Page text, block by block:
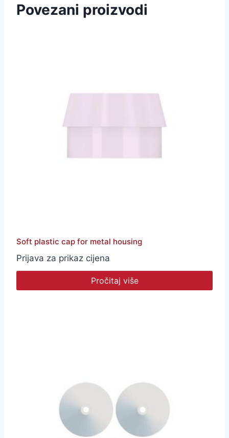
Povezani proizvodi
Soft plastic cap for metal housing
Prijava za prikaz cijena
Pročitaj više